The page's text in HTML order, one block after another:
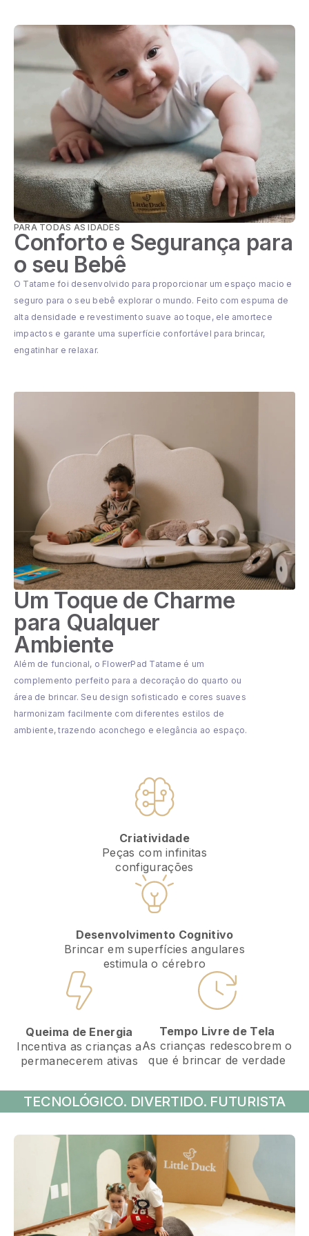
PARA TODAS AS IDADES
Conforto e Segurança para
o seu Bebê
O Tatame foi desenvolvido para proporcionar um espaço macio e
seguro para o seu bebê explorar o mundo. Feito com espuma de
alta densidade e revestimento suave ao toque, ele amortece
impactos e garante uma superfície confortável para brincar,
engatinhar e relaxar.
Um Toque de Charme
para Qualquer
Ambiente
Além de funcional, o FlowerPad Tatame é um
complemento perfeito para a decoração do quarto ou
área de brincar. Seu design sofisticado e cores suaves
harmonizam facilmente com diferentes estilos de
ambiente, trazendo aconchego e elegância ao espaço.
Criatividade
Peças com infinitas
configurações
Desenvolvimento Cognitivo
Brincar em superfícies angulares
estimula o cérebro
Queima de Energia
Incentiva as crianças a
permanecerem ativas
Tempo Livre de Tela
As crianças redescobrem o
que é brincar de verdade
TECNOLÓGICO. DIVERTIDO. FUTURISTA